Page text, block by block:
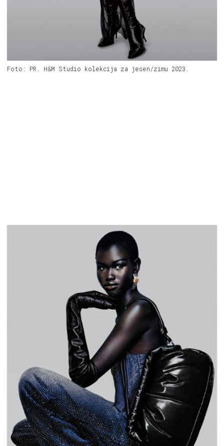
Foto: PR. H&M Studio kolekcija za jesen/zimu 2023.